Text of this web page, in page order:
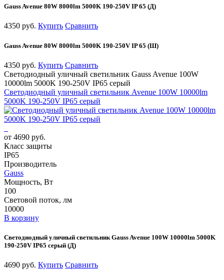
Gauss Avenue 80W 8000lm 5000K 190-250V IP 65 (Д)
4350 руб. Купить Сравнить
Gauss Avenue 80W 8000lm 5000K 190-250V IP 65 (Ш)
4350 руб. Купить Сравнить
Светодиодный уличный светильник Gauss Avenue 100W
10000lm 5000K 190-250V IP65 серый
Светодиодный уличный светильник Avenue 100W 10000lm
5000K 190-250V IP65 серый
от 4690 руб.
Класс защиты
IP65
Производитель
Gauss
Мощность, Вт
100
Световой поток, лм
10000
В корзину
Светодиодный уличный светильник Gauss Avenue 100W 10000lm 5000K
190-250V IP65 серый (Д)
4690 руб. Купить Сравнить